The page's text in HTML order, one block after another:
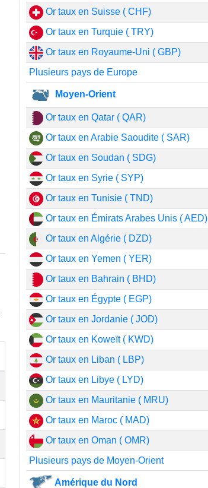
Or taux en Suisse ( CHF)
Or taux en Turquie ( TRY)
Or taux en Royaume-Uni ( GBP)
Plusieurs pays de Europe
Moyen-Orient
Or taux en Qatar ( QAR)
Or taux en Arabie Saoudite ( SAR)
Or taux en Soudan ( SDG)
Or taux en Syrie ( SYP)
Or taux en Tunisie ( TND)
Or taux en Émirats Arabes Unis ( AED)
Or taux en Algérie ( DZD)
Or taux en Yemen ( YER)
Or taux en Bahrain ( BHD)
Or taux en Égypte ( EGP)
Or taux en Jordanie ( JOD)
Or taux en Koweït ( KWD)
Or taux en Liban ( LBP)
Or taux en Libye ( LYD)
Or taux en Mauritanie ( MRU)
Or taux en Maroc ( MAD)
Or taux en Oman ( OMR)
Plusieurs pays de Moyen-Orient
Amérique du Nord